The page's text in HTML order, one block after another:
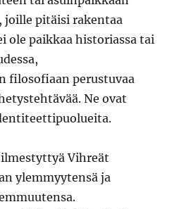
pitäisi rakentaa
ole paikkaa historiassa tai
filosofiaan perustuvaa
Ne ovat
Vihreät
ylemmyytensä ja